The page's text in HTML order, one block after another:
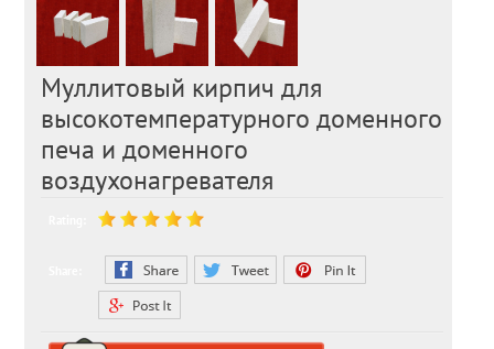
Муллитовый кирпич для
высокотемпературного доменного
печа и доменного
воздухонагревателя